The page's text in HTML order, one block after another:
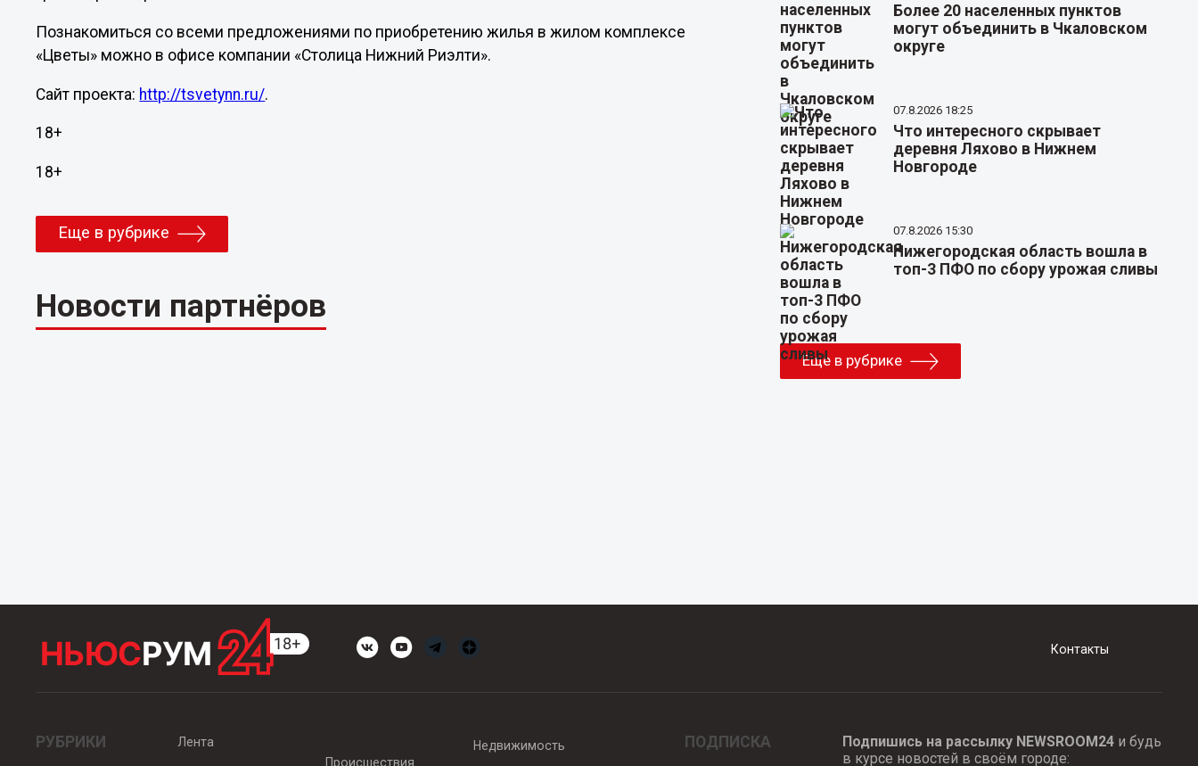
Познакомиться со всеми предложениями по приобретению жилья в жилом комплексе
«Цветы» можно в офисе компании «Столица Нижний Риэлти».
Сайт проекта: http://tsvetynn.ru/.
18+
18+
Еще в рубрике
Новости партнёров
Более 20 населенных пунктов
могут объединить в Чкаловском
округе
07.8.2026 18:25
Что интересного скрывает
деревня Ляхово в Нижнем
Новгороде
07.8.2026 15:30
Нижегородская область вошла в
топ-3 ПФО по сбору урожая сливы
Еще в рубрике
Контакты
РУБРИКИ
Лента
Происшествия
Недвижимость ПОДПИСКА Подпишись на рассылку NEWSROOM24и будь
в курсе новостей в своём городе: